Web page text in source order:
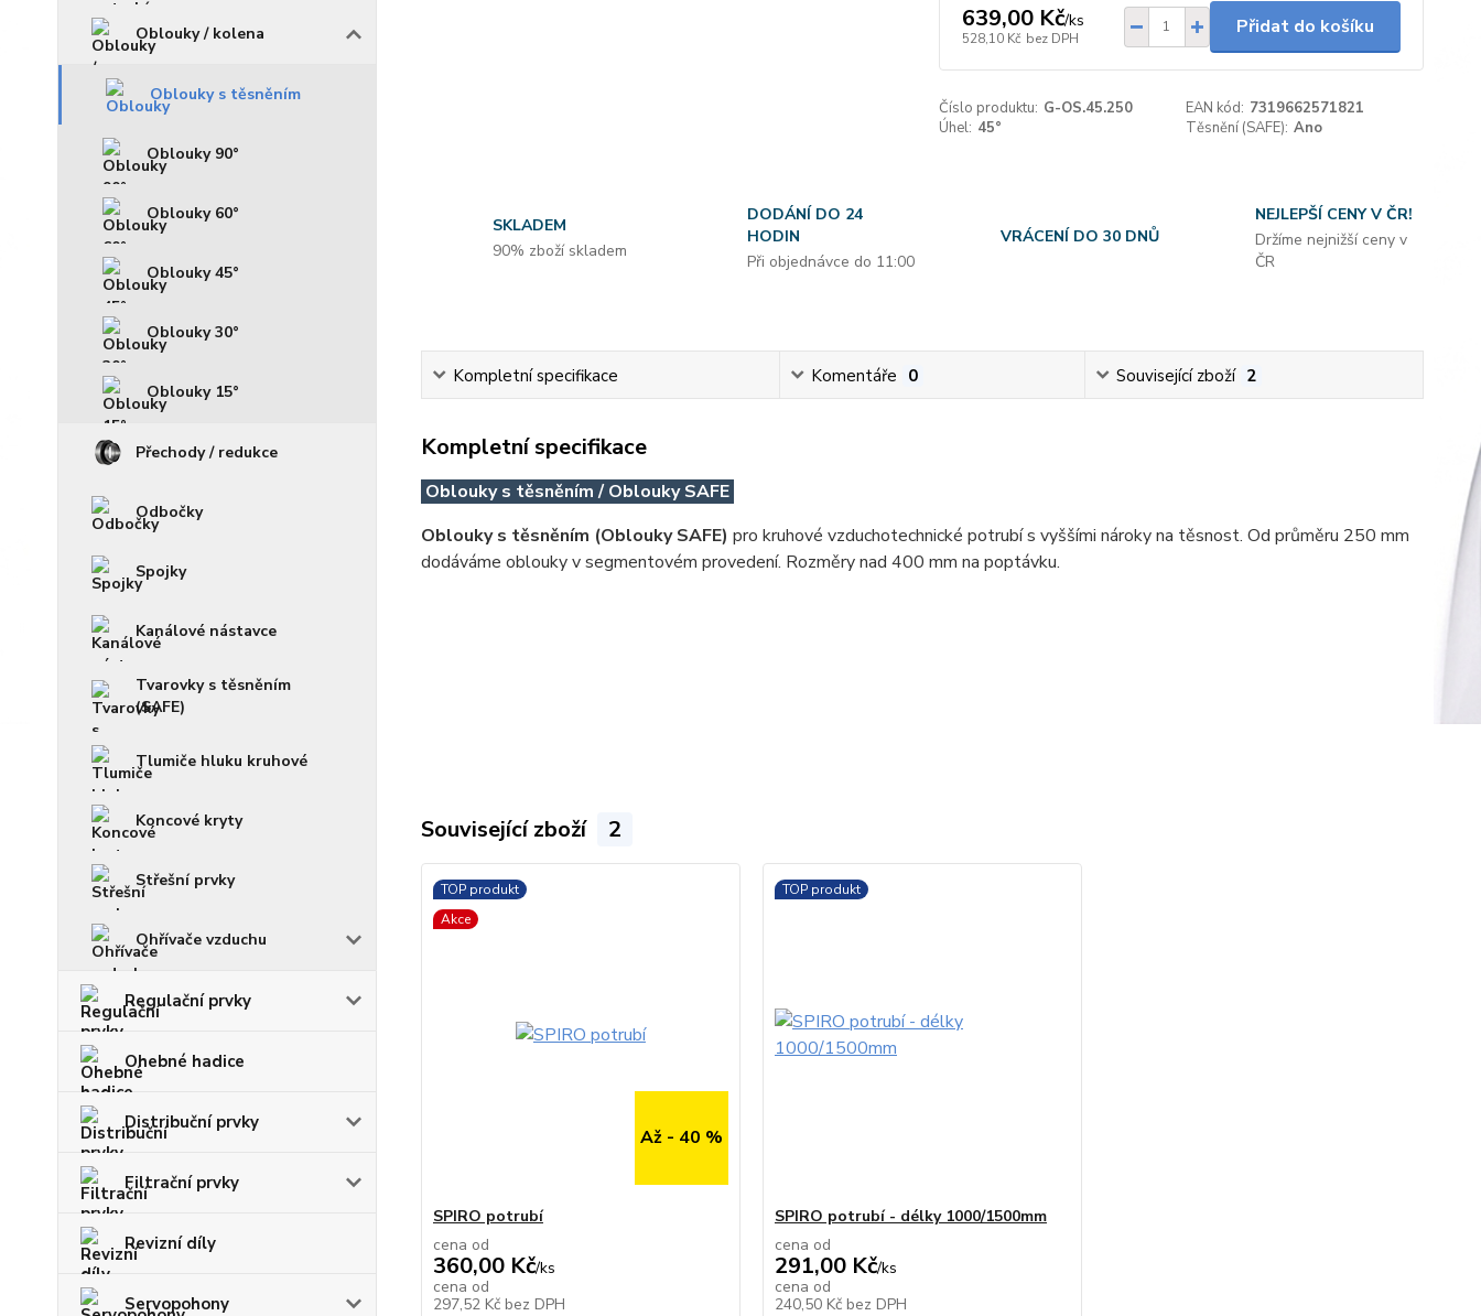
Oblouky / kolena
Oblouky s těsněním
Oblouky 90°
Oblouky 60°
Oblouky 45°
Oblouky 30°
Oblouky 15°
Přechody / redukce
Odbočky
Spojky
Kanálové nástavce
Tvarovky s těsněním
(SAFE)
Tlumiče hluku kruhové
Koncové kryty
Střešní prvky
Ohřívače vzduchu
Regulační prvky
Ohebné hadice
Distribuční prvky
Filtrační prvky
Revizní díly
Servopohony
639,00 Kč/ks
528,10 Kč bez DPH
Přidat do košíku
Číslo produktu: G-OS.45.250 EAN kód: 7319662571821
Úhel: 45° Těsnění (SAFE): Ano
SKLADEM
90% zboží skladem
DODÁNÍ DO 24
HODIN
Při objednávce do 11:00
VRÁCENÍ DO 30 DNŮ
NEJLEPŠÍ CENY V ČR!
Držíme nejnižší ceny v
ČR
Kompletní specifikace Komentáře 0 Související zboží 2
Kompletní specifikace
Oblouky s těsněním / Oblouky SAFE
Oblouky s těsněním (Oblouky SAFE) pro kruhové vzduchotechnické potrubí s vyššími nároky na těsnost. Od průměru 250 mm
dodáváme oblouky v segmentovém provedení. Rozměry nad 400 mm na poptávku.
Související zboží 2
TOP produkt
Akce
Až - 40 %
SPIRO potrubí
cena od
360,00 Kč/ks
cena od
297,52 Kč bez DPH
TOP produkt
SPIRO potrubí - délky 1000/1500mm
cena od
291,00 Kč/ks
cena od
240,50 Kč bez DPH